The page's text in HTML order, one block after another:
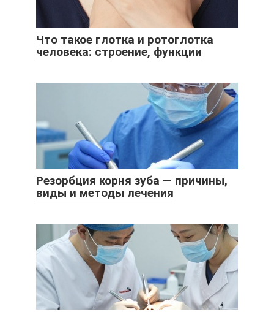
Что такое глотка и ротоглотка
человека: строение, функции
Резорбция корня зуба — причины,
виды и методы лечения